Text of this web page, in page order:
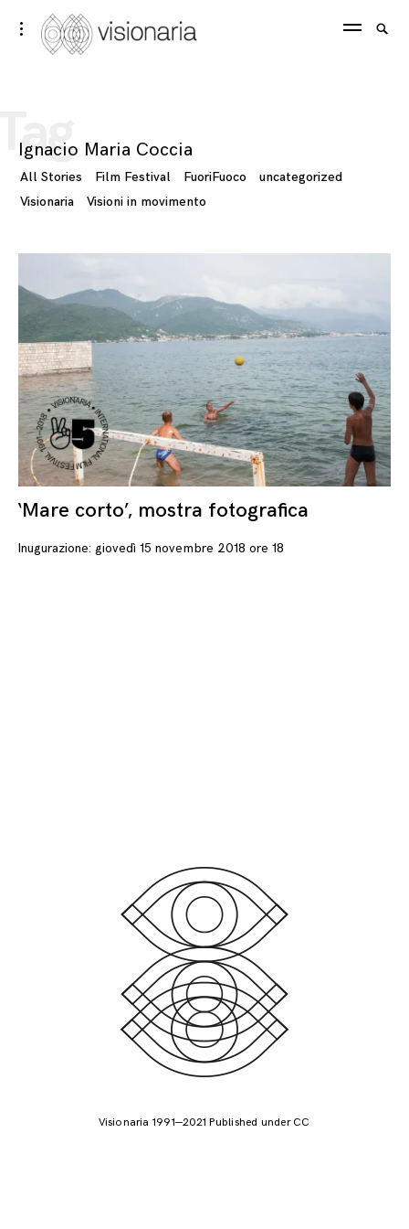
Skip
to
Visionaria
toggle
open/close
sidebar
Ignacio Maria Coccia
All Stories Film Festival FuoriFuoco
uncategorized
Visionaria
Visioni in movimento
‘Mare corto’, mostra fotografica
Inugurazione: giovedì 15 novembre 2018 ore 18
Visionaria 1991—2021 Published under CC